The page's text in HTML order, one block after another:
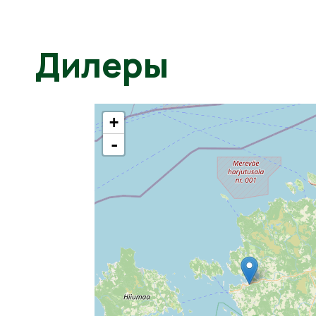
Дилеры
+
-